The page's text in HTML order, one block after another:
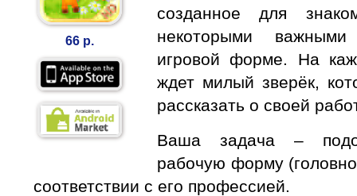
66 р.
созданное для
некоторыми
игровой форме. На
ждет милый зверёк,
рассказать о своей
Ваша задача –
рабочую форму
соответствии с его профессией.